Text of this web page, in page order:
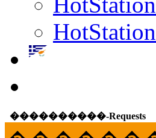
����������-Requests